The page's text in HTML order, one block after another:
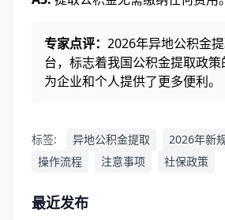
专家点评： 2026年异地公积金
台，标志着我国公积金提取政策
为企业和个人提供了更多便利。
标签: 异地公积金提取 2026年新
操作流程
注意事项 社保政策
最近发布